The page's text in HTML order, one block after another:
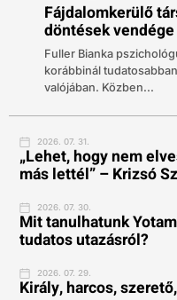
Fájdalomkerülő
döntések
Fuller Bianka
korábbinál
valójában. Közben...
2026. 07. 31.
„Lehet, hogy nem
más lettél” – Krizsó
2026. 07. 30.
Mit tanulhatunk
tudatos utazásról?
2026. 07. 29.
Király, harcos,